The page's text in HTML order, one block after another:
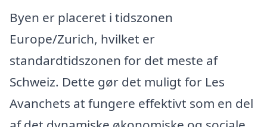
Byen er placeret i tidszonen
Europe/Zurich, hvilket er
standardtidszonen for det meste af
Schweiz. Dette gør det muligt for Les
Avanchets at fungere effektivt som en del